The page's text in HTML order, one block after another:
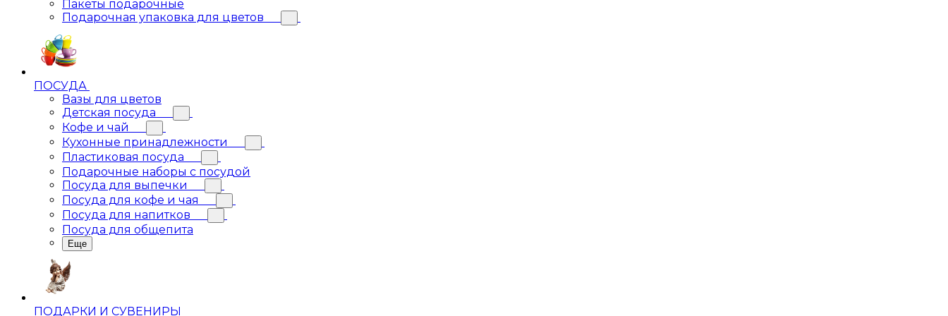
Пакеты подарочные
Подарочная упаковка для цветов
ПОСУДА
Вазы для цветов
Детская посуда
Кофе и чай
Кухонные принадлежности
Пластиковая посуда
Подарочные наборы с посудой
Посуда для выпечки
Посуда для кофе и чая
Посуда для напитков
Посуда для общепита
Еще
ПОДАРКИ И СУВЕНИРЫ